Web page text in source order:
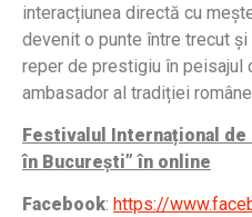
interacțiunea directă cu
devenit o punte între trecut
reper de prestigiu în peisajul
ambasador al tradiției
Festivalul Internațional
în București” în online
Facebook: https://